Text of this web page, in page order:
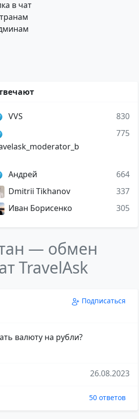
в чат
VVS 830
775
Андрей
664
Dmitrii Tikhanov
337
Иван Борисенко
305
— обмен
TravelAsk
Подписаться
валюту на рубли?
26.08.2023
50 ответов